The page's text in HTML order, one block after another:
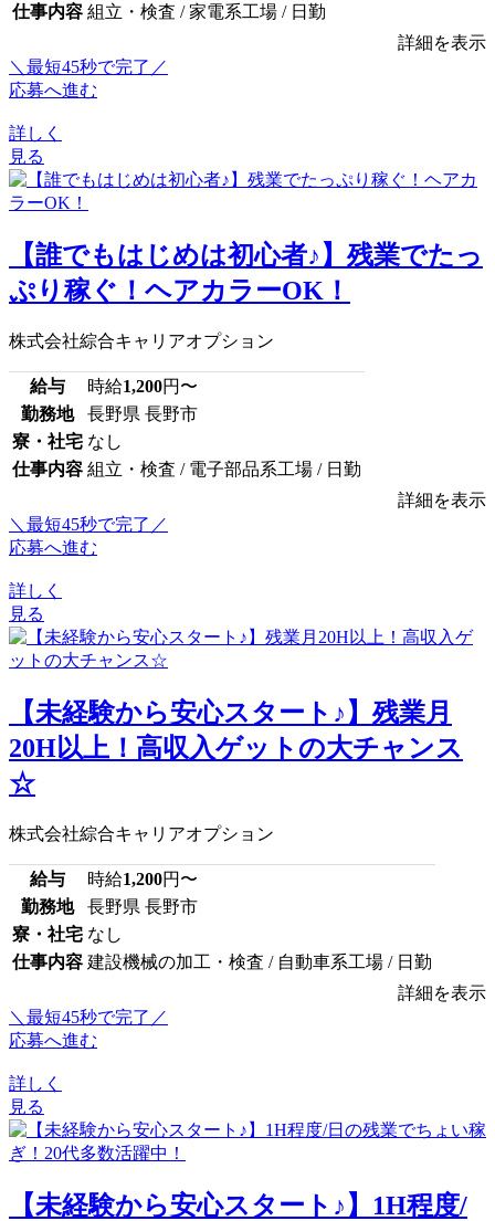
仕事内容 組立・検査 / 家電系工場 / 日勤
詳細を表示
＼最短45秒で完了／
応募へ進む
詳しく
見る
【誰でもはじめは初心者♪】残業でたっ
ぷり稼ぐ！ヘアカラーOK！
株式会社綜合キャリアオプション
給与 時給1,200円〜
勤務地
長野県 長野市
寮・社宅 なし
仕事内容 組立・検査 / 電子部品系工場 / 日勤
詳細を表示
＼最短45秒で完了／
応募へ進む
詳しく
見る
【未経験から安心スタート♪】残業月
20H以上！高収入ゲットの大チャンス
☆
株式会社綜合キャリアオプション
給与 時給1,200円〜
勤務地
長野県 長野市
寮・社宅 なし
仕事内容 建設機械の加工・検査 / 自動車系工場 / 日勤
詳細を表示
＼最短45秒で完了／
応募へ進む
詳しく
見る
【未経験から安心スタート♪】1H程度/